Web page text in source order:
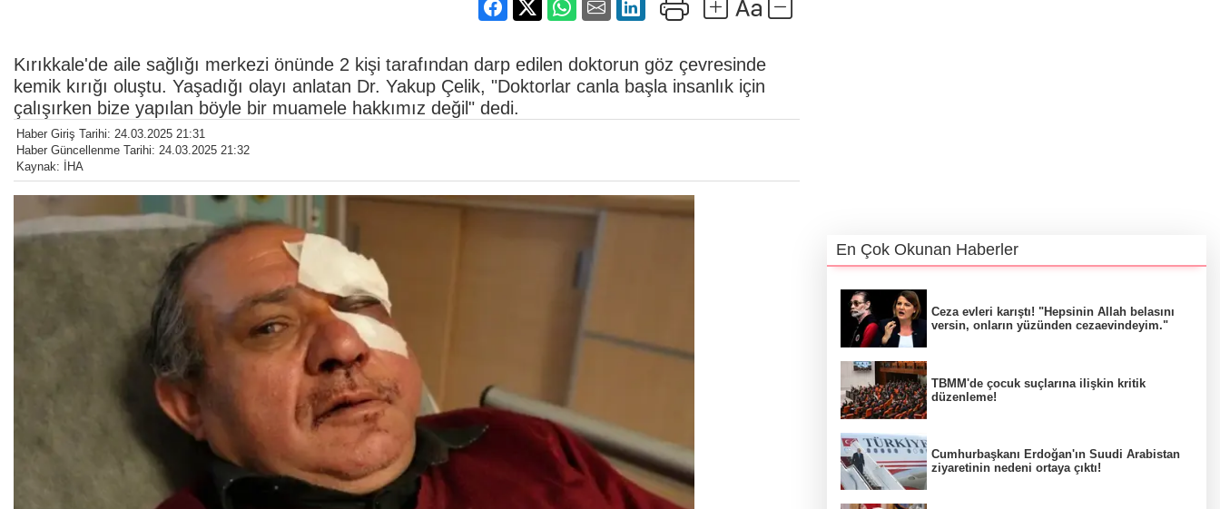
Kırıkkale'de aile sağlığı merkezi önünde 2 kişi tarafından darp edilen doktorun göz çevresinde
kemik kırığı oluştu. Yaşadığı olayı anlatan Dr. Yakup Çelik, "Doktorlar canla başla insanlık için
çalışırken bize yapılan böyle bir muamele hakkımız değil" dedi.
Haber Giriş Tarihi: 24.03.2025 21:31
Haber Güncellenme Tarihi: 24.03.2025 21:32
Kaynak: İHA
En Çok Okunan Haberler
Ceza evleri karıştı! "Hepsinin Allah belasını
versin, onların yüzünden cezaevindeyim."
TBMM'de çocuk suçlarına ilişkin kritik
düzenleme!
Cumhurbaşkanı Erdoğan'ın Suudi Arabistan
ziyaretinin nedeni ortaya çıktı!